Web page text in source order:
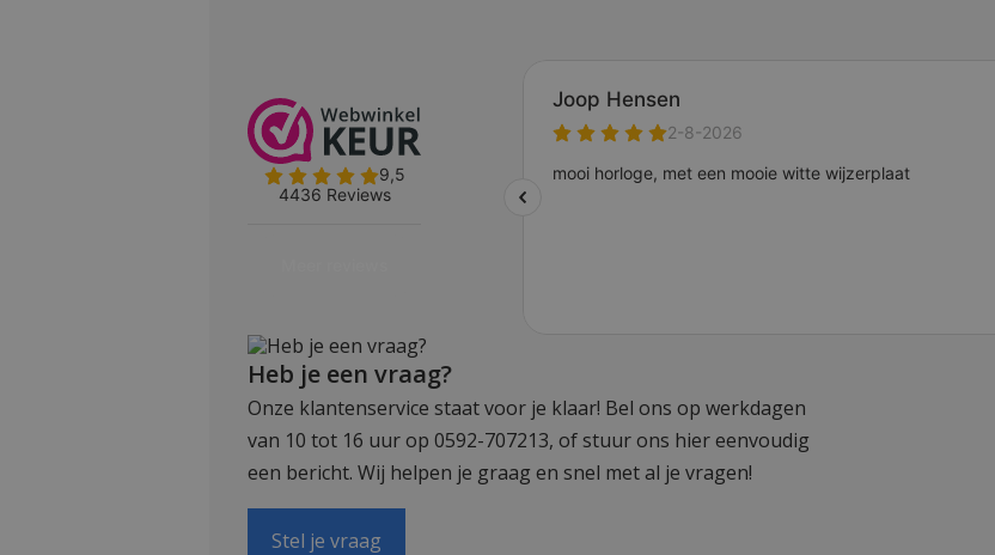
Heb je een vraag?
Onze klantenservice staat voor je klaar! Bel ons op werkdagen
van 10 tot 16 uur op 0592-707213, of stuur ons hier eenvoudig
een bericht. Wij helpen je graag en snel met al je vragen!
Stel je vraag